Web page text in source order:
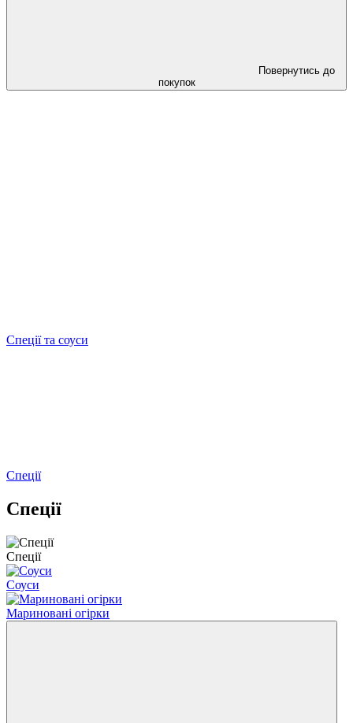
Повернутись до
покупок
Спеції та соуси
Спеції
Спеції
Спеції
Соуси
Мариновані огірки